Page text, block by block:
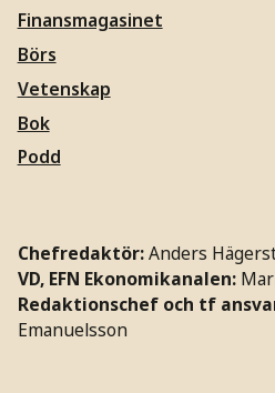
Finansmagasinet
Börs
Vetenskap
Bok
Podd
Chefredaktör:Anders
VD, EFN Ekonomikanalen:
Redaktionschef och tf
Emanuelsson